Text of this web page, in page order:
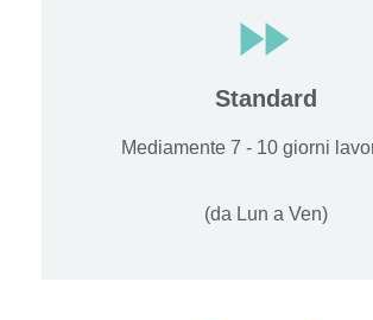
Standard
Mediamente 7 - 10 giorni
(da Lun a Ven)